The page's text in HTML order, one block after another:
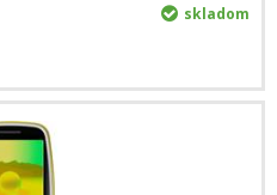
skladom